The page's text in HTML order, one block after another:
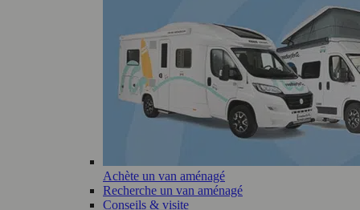
Achète un van aménagé
Recherche un van aménagé
Conseils & visite